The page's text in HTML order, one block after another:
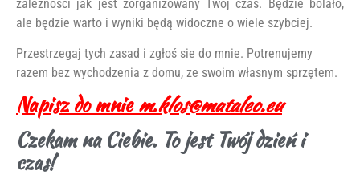
zależności jak jest zorganizowany Twój czas. Będzie bolało,
ale będzie warto i wyniki będą widoczne o wiele szybciej.
Przestrzegaj tych zasad i zgłoś sie do mnie. Potrenujemy
razem bez wychodzenia z domu, ze swoim własnym sprzętem.
Napisz do mnie m.klos@mataleo.eu
Czekam na Ciebie. To jest Twój dzień i
czas!